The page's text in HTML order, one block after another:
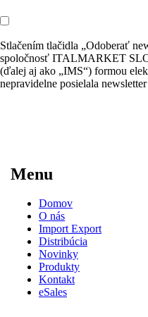
Stlačením tlačidla „Odoberať
spoločnosť ITALMARKET
(ďalej aj ako „IMS“) formou
nepravidelne posielala newsletter
Menu
Domov
O nás
Import Export
Distribúcia
Novinky
Produkty
Kontakt
eSales